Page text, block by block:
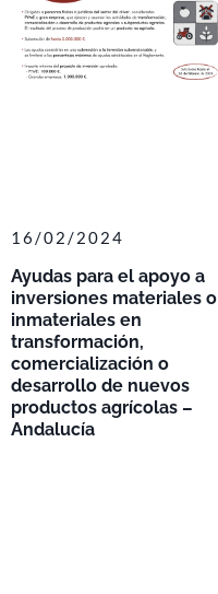
Ayudas para el apoyo a
inversiones materiales o
inmateriales en
transformación,
comercialización o
desarrollo de nuevos
productos agrícolas –
Andalucía
16/02/2024